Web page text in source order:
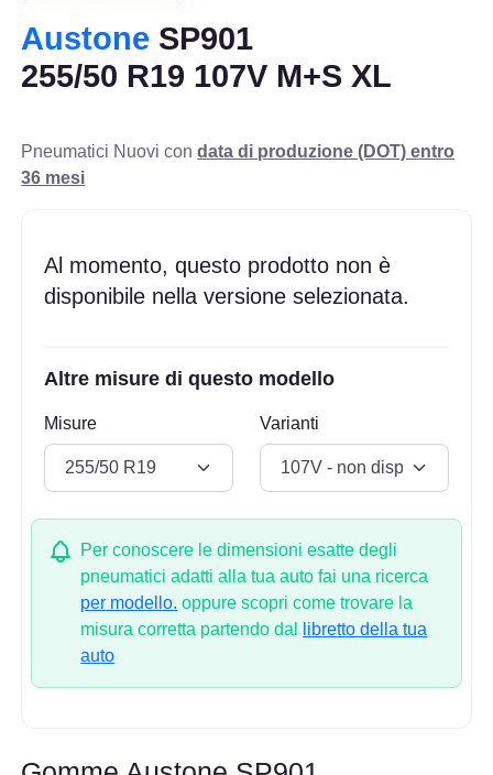
Austone SP901
255/50 R19 107V M+S XL
Pneumatici Nuovi condata di produzione (DOT) entro
36 mesi
Al momento, questo prodotto non è
disponibile nella versione selezionata.
Altre misure di questo modello
Misure Varianti
Per conoscere le dimensioni esatte degli
pneumatici adatti alla tua auto fai una ricerca
per modello. oppure scopri come trovare la
misura corretta partendo dal
libretto della tua
auto